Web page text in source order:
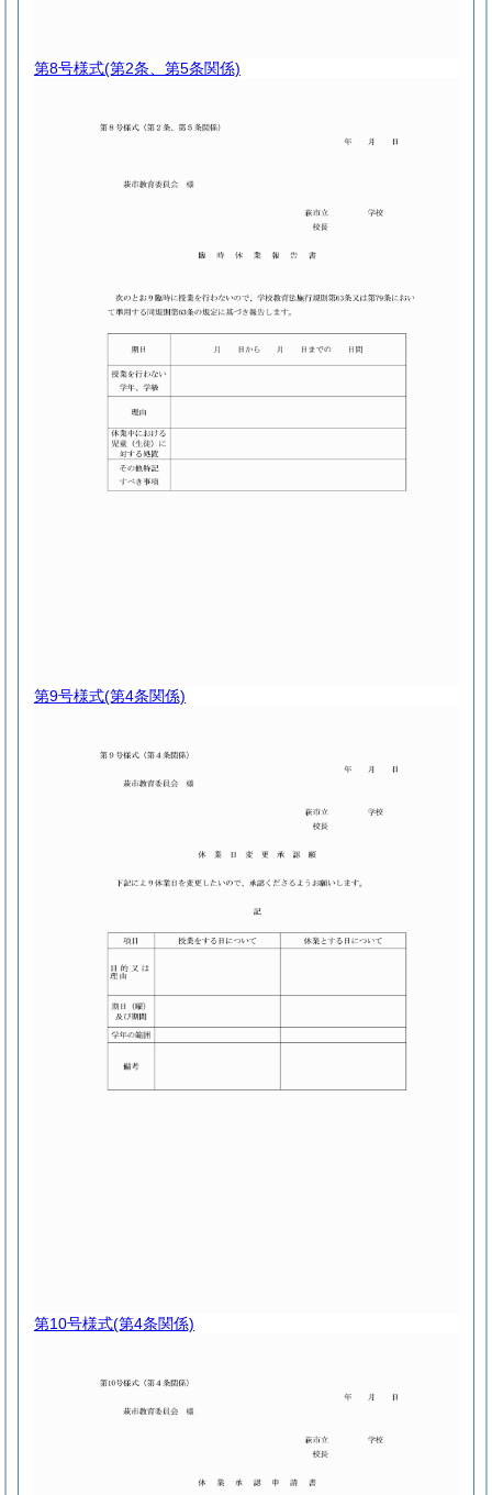
第8号様式(第2条、第5条関係)
第9号様式(第4条関係)
第10号様式(第4条関係)